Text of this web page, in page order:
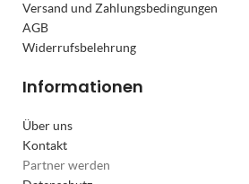
Versand und Zahlungsbedingungen
AGB
Widerrufsbelehrung
Informationen
Über uns
Kontakt
Partner werden